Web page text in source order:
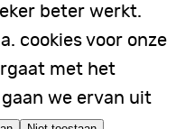
beter werkt.
cookies voor onze
met het
we ervan uit